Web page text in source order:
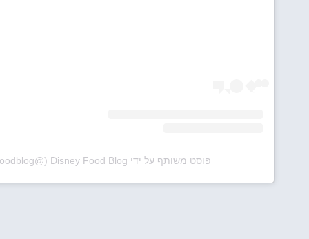
פוסט משותף על ידי ‏‎Disney Food Blog‎‏ (@‏‎disneyfoodblog‎‏)